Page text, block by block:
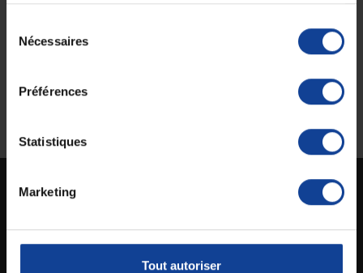
Nécessaires
Préférences
Statistiques
Marketing
Tout autoriser
En magasin Technicien de santé
Paiement en ligne 100% sécurisé par
Expédition Service client
Le vendredi jusqu'à 17h
destiné aux particuliers et aux professionnels de la santé.